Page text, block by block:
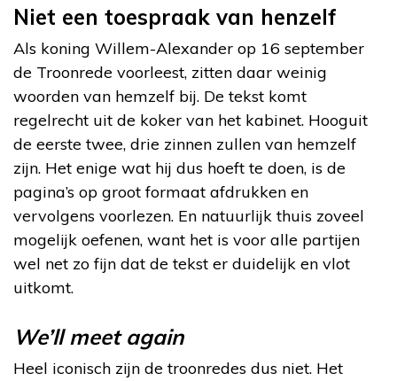
Niet een toespraak van henzelf
Als koning Willem-Alexander op 16 september
de Troonrede voorleest, zitten daar weinig
woorden van hemzelf bij. De tekst komt
regelrecht uit de koker van het kabinet. Hooguit
de eerste twee, drie zinnen zullen van hemzelf
zijn. Het enige wat hij dus hoeft te doen, is de
pagina’s op groot formaat afdrukken en
vervolgens voorlezen. En natuurlijk thuis zoveel
mogelijk oefenen, want het is voor alle partijen
wel net zo fijn dat de tekst er duidelijk en vlot
uitkomt.
We’ll meet again
Heel iconisch zijn de troonredes dus niet. Het